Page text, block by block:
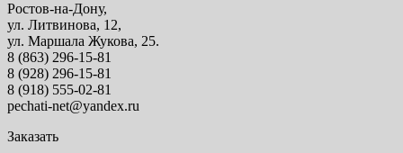
Ростов-на-Дону,
ул. Литвинова, 12,
ул. Маршала Жукова, 25.
8 (863) 296-15-81
8 (928) 296-15-81
8 (918) 555-02-81
pechati-net@yandex.ru
Заказать